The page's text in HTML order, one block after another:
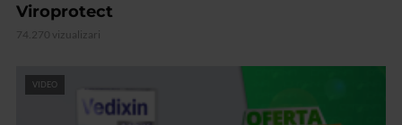
Viroprotect
74.270 vizualizari
VIDEO